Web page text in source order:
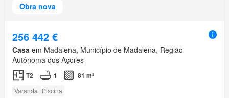
Obra nova
256 442 €
Casa em Madalena, Município de Madalena, Região
Autónoma dos Açores
T2 1 81 m²
Varanda Piscina